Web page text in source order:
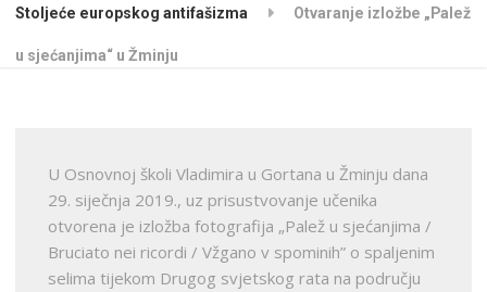
Stoljeće europskog antifašizma Otvaranje izložbe „Palež
u sjećanjima“ u Žminju
U Osnovnoj školi Vladimira u Gortana u Žminju dana
29. siječnja 2019., uz prisustvovanje učenika
otvorena je izložba fotografija „Palež u sjećanjima /
Bruciato nei ricordi / Vžgano v spominih” o spaljenim
selima tijekom Drugog svjetskog rata na području